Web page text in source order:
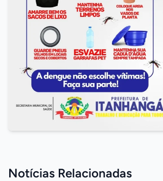
Notícias Relacionadas